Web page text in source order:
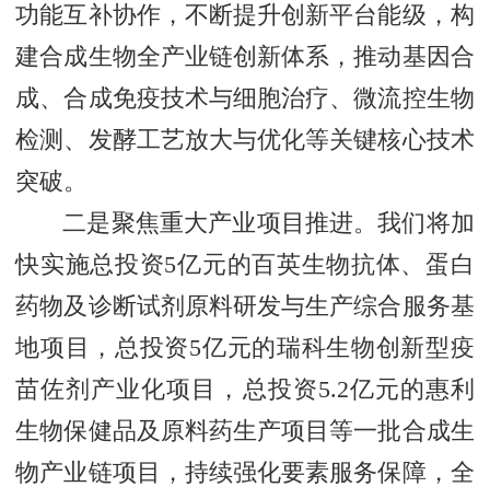
功能互补协作，不断提升创新平台能级，构
建合成生物全产业链创新体系，推动基因合
成、合成免疫技术与细胞治疗、微流控生物
检测、发酵工艺放大与优化等关键核心技术
突破。
二是聚焦重大产业项目推进。我们将加
快实施总投资5亿元的百英生物抗体、蛋白
药物及诊断试剂原料研发与生产综合服务基
地项目，总投资5亿元的瑞科生物创新型疫
苗佐剂产业化项目，总投资5.2亿元的惠利
生物保健品及原料药生产项目等一批合成生
物产业链项目，持续强化要素服务保障，全